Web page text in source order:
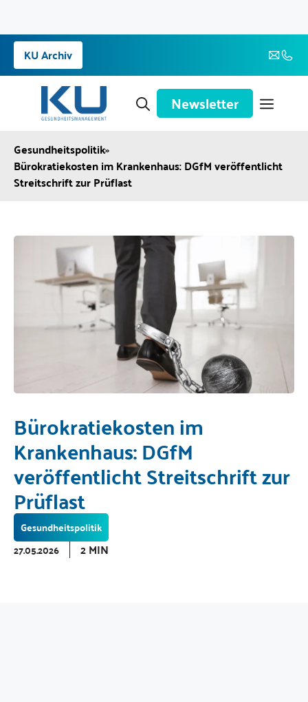
Zum
Inhalt
springen
KU Archiv
Newsletter
Gesundheitspolitik»
Bürokratiekosten im Krankenhaus: DGfM veröffentlicht
Streitschrift zur Prüflast
Bürokratiekosten im
Krankenhaus: DGfM
veröffentlicht Streitschrift zur
Prüflast
Gesundheitspolitik
27.05.2026
2 MIN